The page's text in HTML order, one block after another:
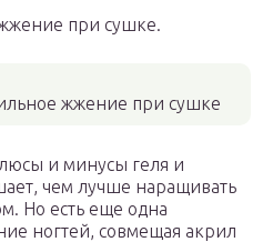
при сушке.
жжение при сушке
и минусы геля и
чем лучше наращивать
Но есть еще одна
ногтей, совмещая акрил